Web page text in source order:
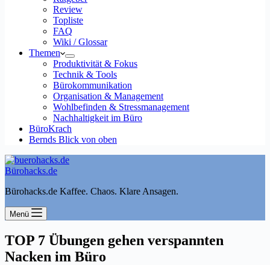
Review
Topliste
FAQ
Wiki / Glossar
Themen
Produktivität & Fokus
Technik & Tools
Bürokommunikation
Organisation & Management
Wohlbefinden & Stressmanagement
Nachhaltigkeit im Büro
BüroKrach
Bernds Blick von oben
Bürohacks.de
Bürohacks.de Kaffee. Chaos. Klare Ansagen.
Menü
TOP 7 Übungen gehen verspannten
Nacken im Büro